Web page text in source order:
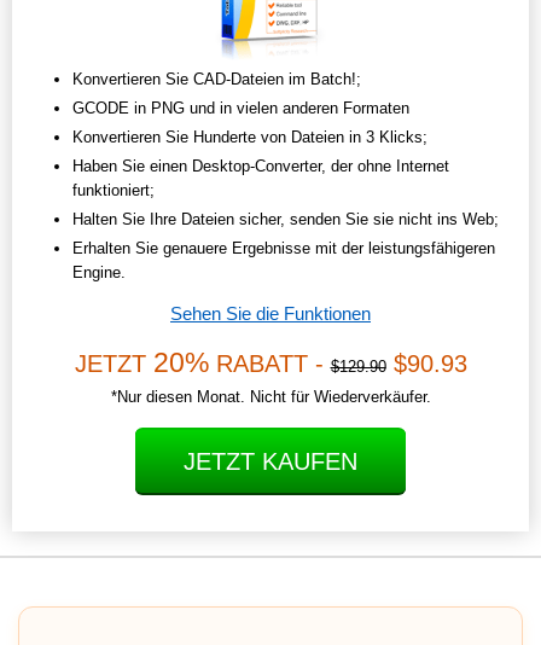
Konvertieren Sie CAD-Dateien im Batch!;
GCODE in PNG und in vielen anderen Formaten
Konvertieren Sie Hunderte von Dateien in 3 Klicks;
Haben Sie einen Desktop-Converter, der ohne Internet
funktioniert;
Halten Sie Ihre Dateien sicher, senden Sie sie nicht ins Web;
Erhalten Sie genauere Ergebnisse mit der leistungsfähigeren
Engine.
Sehen Sie die Funktionen
JETZT 20%RABATT -$129.90$90.93
*Nur diesen Monat. Nicht für Wiederverkäufer.
JETZT KAUFEN